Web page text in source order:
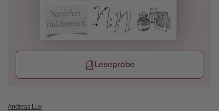
Leseprobe
Andreas Lux